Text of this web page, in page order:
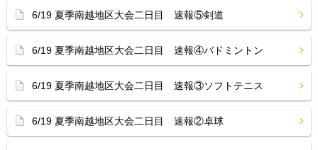
6/19 夏季南越地区大会二日目 速報⑤剣道
6/19 夏季南越地区大会二日目 速報④バドミントン
6/19 夏季南越地区大会二日目 速報③ソフトテニス
6/19 夏季南越地区大会二日目 速報②卓球